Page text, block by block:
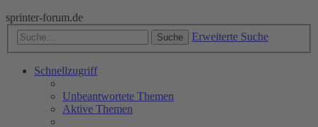
sprinter-forum.de
Suche Erweiterte Suche
Schnellzugriff
Unbeantwortete Themen
Aktive Themen